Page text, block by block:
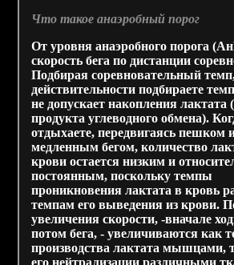
Что такое анаэробный порог
От уровня анаэробного порога
скорость бега по дистанции
Подбирая соревновательный
действительности подбираете
не допускает накопления лактата
продукта углеводного обмена).
отдыхаете, передвигаясь пешком
медленным бегом, количество
крови остается низким и
постоянным, поскольку темпы
проникновения лактата в кровь
темпам его выведения из крови.
увеличения скорости, -вначале
потом бега, - увеличиваются как
производства лактата мышцами,